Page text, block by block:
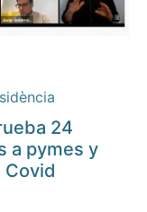
24
a pymes y
Covid